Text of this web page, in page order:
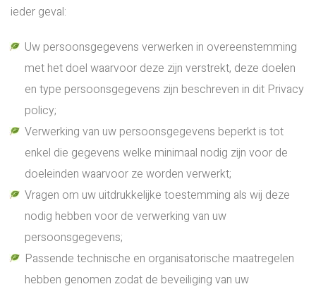
ieder geval:
Uw persoonsgegevens verwerken in overeenstemming
met het doel waarvoor deze zijn verstrekt, deze doelen
en type persoonsgegevens zijn beschreven in dit Privacy
policy;
Verwerking van uw persoonsgegevens beperkt is tot
enkel die gegevens welke minimaal nodig zijn voor de
doeleinden waarvoor ze worden verwerkt;
Vragen om uw uitdrukkelijke toestemming als wij deze
nodig hebben voor de verwerking van uw
persoonsgegevens;
Passende technische en organisatorische maatregelen
hebben genomen zodat de beveiliging van uw